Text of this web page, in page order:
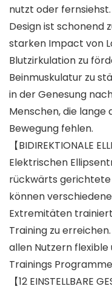
nutzt oder
Design ist schonend
starken Impact von
Blutzirkulation zu
Beinmuskulatur zu
in der Genesung
Menschen, die lange
Bewegung fehlen.
【BIDIREKTIONALE
Elektrischen
rückwärts gerichtete
können
Extremitäten
Training zu
allen Nutzern
Trainings
【12 EINSTELLBARE